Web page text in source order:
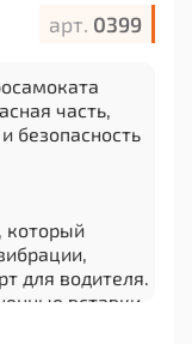
арт. 0399
часть,
безопасность
который
для водителя.
вставки,
сцепление